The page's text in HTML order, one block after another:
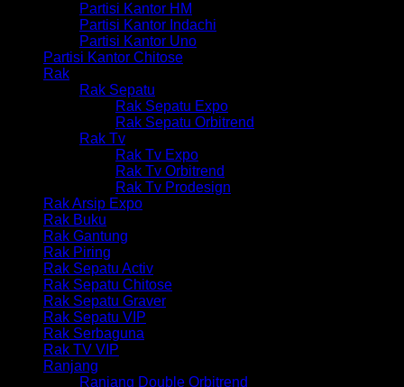
Partisi Kantor HM
Partisi Kantor Indachi
Partisi Kantor Uno
Partisi Kantor Chitose
Rak
Rak Sepatu
Rak Sepatu Expo
Rak Sepatu Orbitrend
Rak Tv
Rak Tv Expo
Rak Tv Orbitrend
Rak Tv Prodesign
Rak Arsip Expo
Rak Buku
Rak Gantung
Rak Piring
Rak Sepatu Activ
Rak Sepatu Chitose
Rak Sepatu Graver
Rak Sepatu VIP
Rak Serbaguna
Rak TV VIP
Ranjang
Ranjang Double Orbitrend